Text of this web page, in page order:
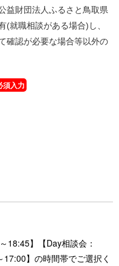
口
介
財団法人ふるさと鳥取県
(就職相談がある場合)し、
確認が必要な場合等以外の
須入力
18:45】【Day相談会：
】の時間帯でご選択く